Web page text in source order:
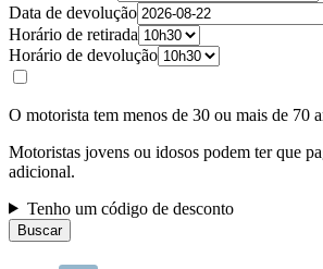
Data de devolução
Horário de retirada
Horário de devolução
O motorista tem menos de 30 ou mais de 70
Motoristas jovens ou idosos podem ter que
adicional.
Tenho um código de desconto
Buscar